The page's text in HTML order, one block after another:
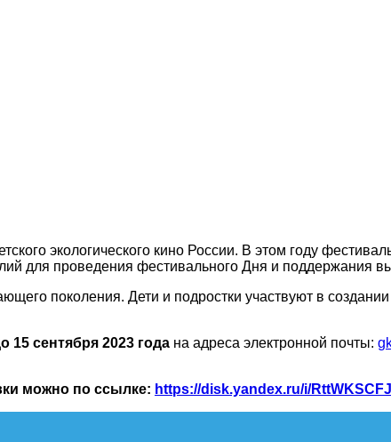
экологического кино России. В этом году
для проведения фестивального Дня и поддержания
поколения. Дети и подростки участвуют в
15 сентября 2023 года на адреса электронной почты:
можно по ссылке: https://disk.yandex.ru/i/